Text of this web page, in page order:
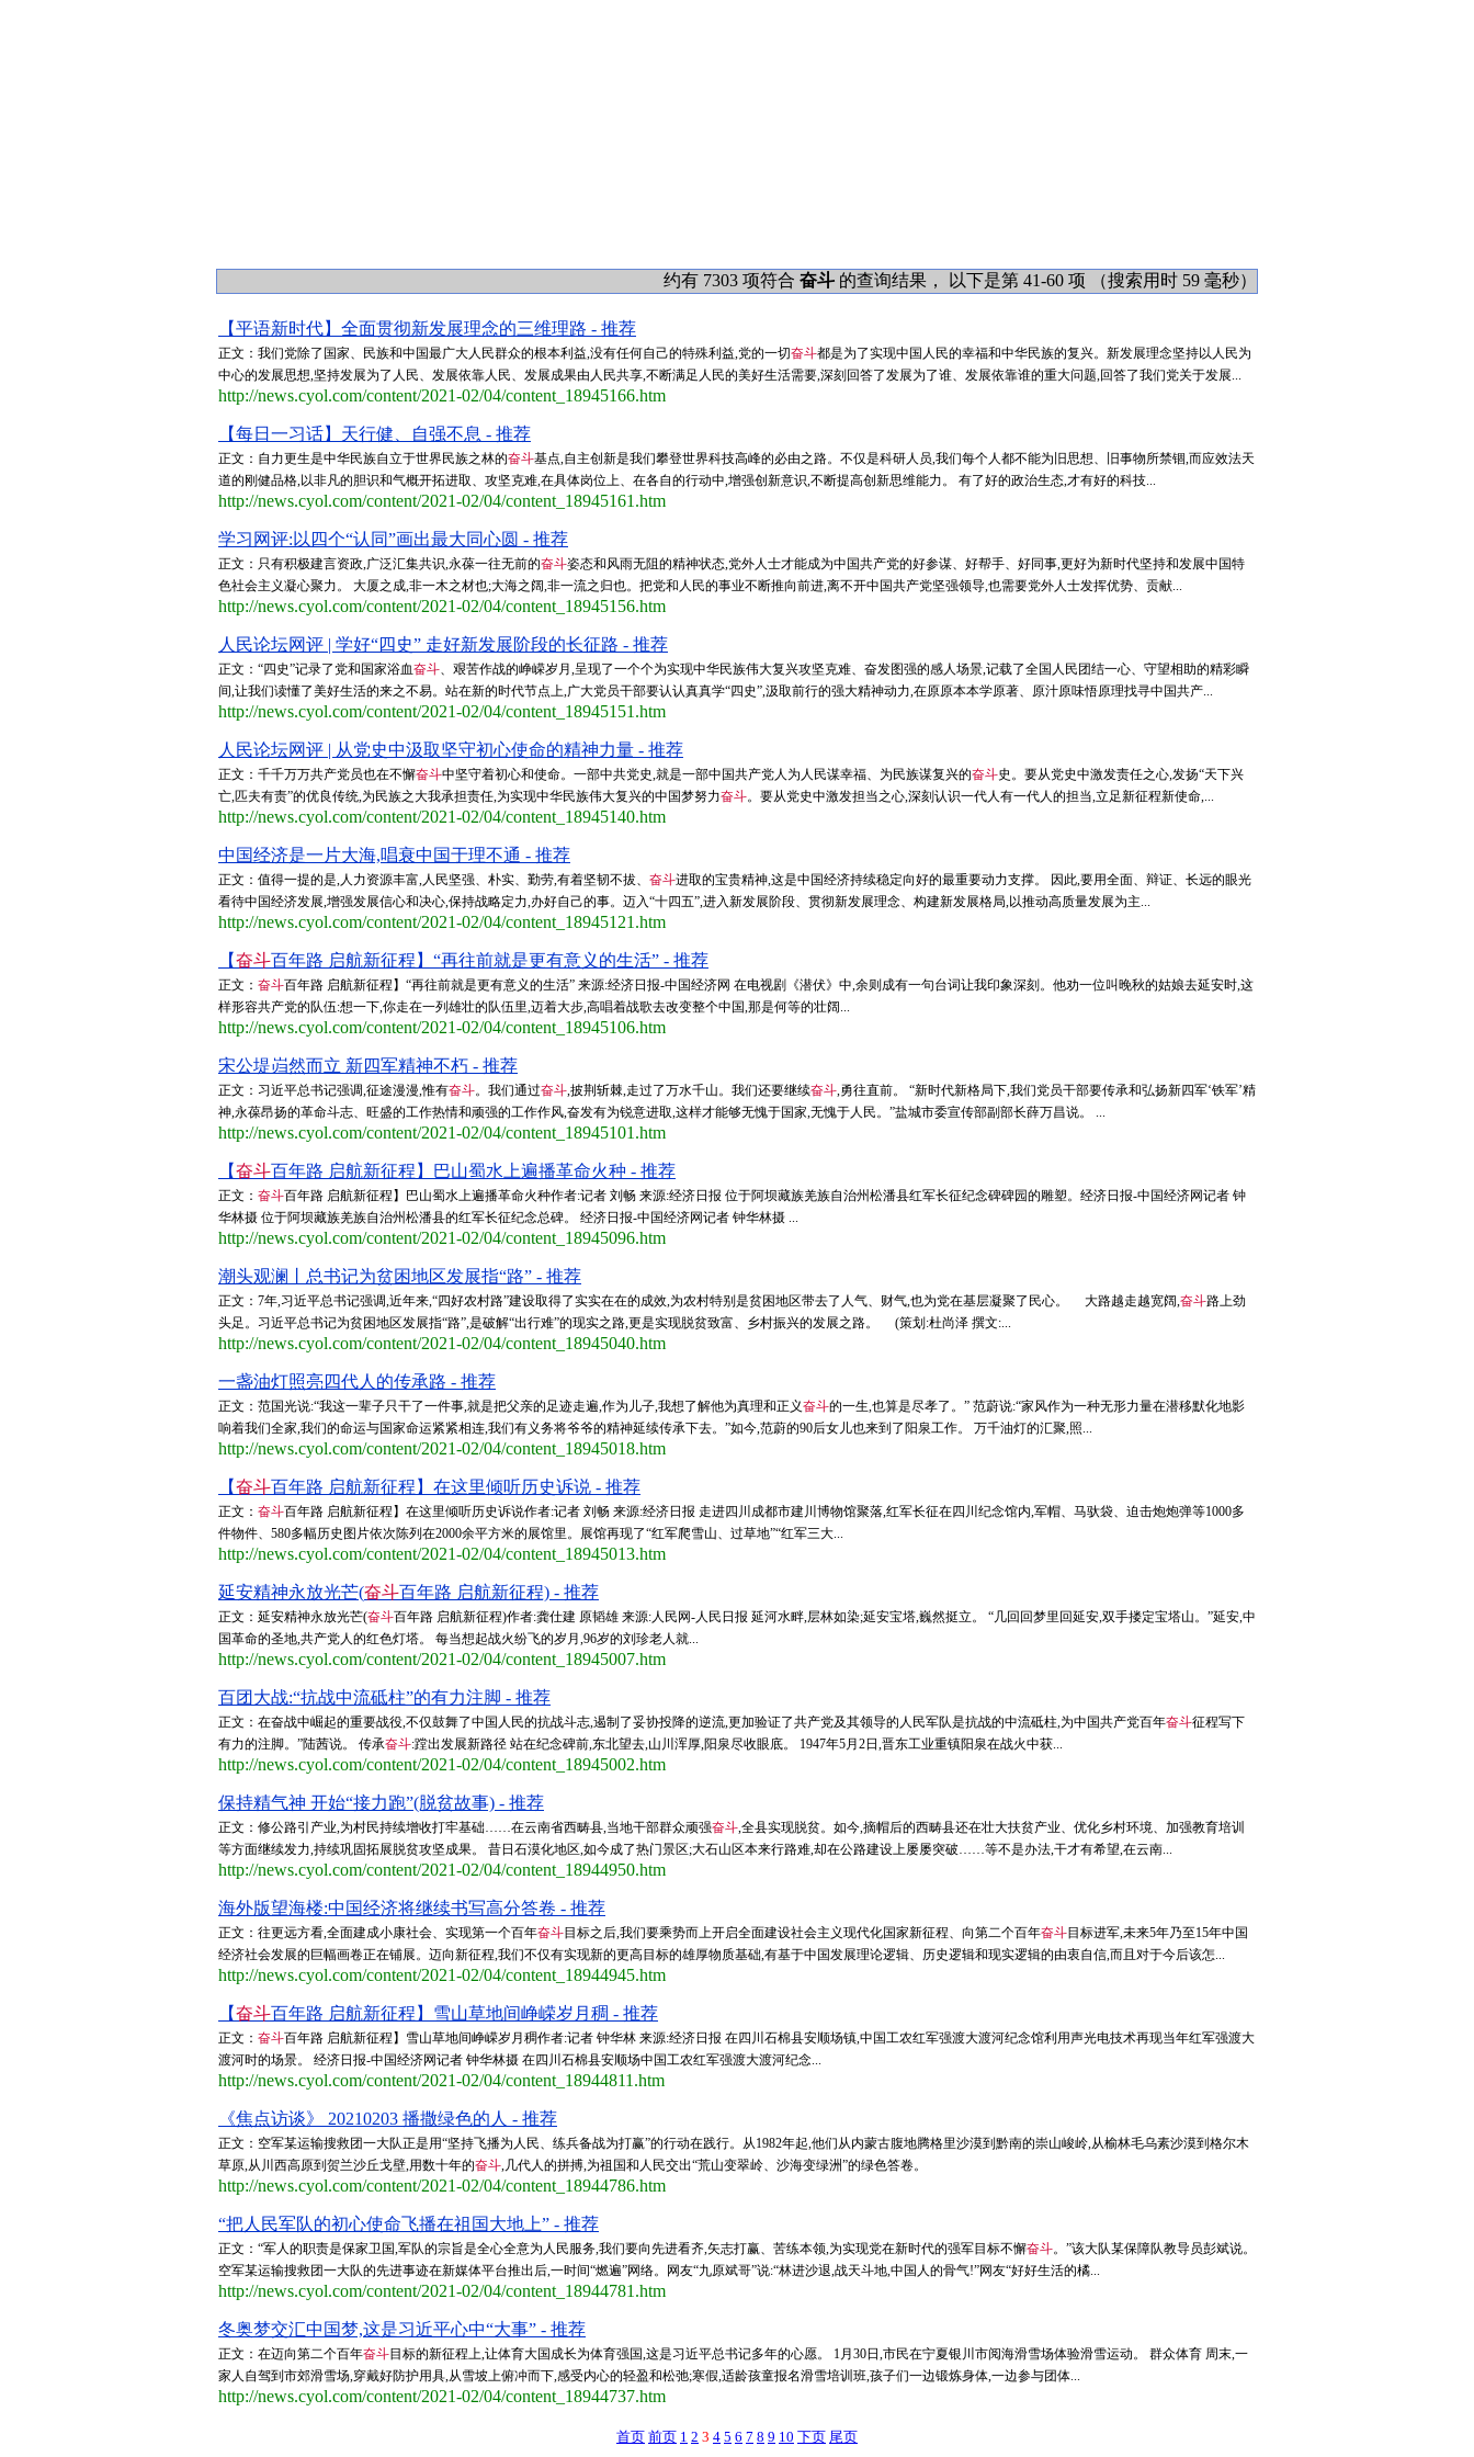
约有 7303 项符合 奋斗 的查询结果， 以下是第 41-60 项 （搜索用时 59 毫秒）
【平语新时代】全面贯彻新发展理念的三维理路 - 推荐
正文：我们党除了国家、民族和中国最广大人民群众的根本利益,没有任何自己的特殊利益,党的一切奋斗都是为了实现中国人民的幸福和中华民族的复兴。新发展理念坚持以人民为
中心的发展思想,坚持发展为了人民、发展依靠人民、发展成果由人民共享,不断满足人民的美好生活需要,深刻回答了发展为了谁、发展依靠谁的重大问题,回答了我们党关于发展...
http://news.cyol.com/content/2021-02/04/content_18945166.htm
【每日一习话】天行健、自强不息 - 推荐
正文：自力更生是中华民族自立于世界民族之林的奋斗基点,自主创新是我们攀登世界科技高峰的必由之路。不仅是科研人员,我们每个人都不能为旧思想、旧事物所禁锢,而应效法天
道的刚健品格,以非凡的胆识和气概开拓进取、攻坚克难,在具体岗位上、在各自的行动中,增强创新意识,不断提高创新思维能力。 有了好的政治生态,才有好的科技...
http://news.cyol.com/content/2021-02/04/content_18945161.htm
学习网评:以四个“认同”画出最大同心圆 - 推荐
正文：只有积极建言资政,广泛汇集共识,永葆一往无前的奋斗姿态和风雨无阻的精神状态,党外人士才能成为中国共产党的好参谋、好帮手、好同事,更好为新时代坚持和发展中国特
色社会主义凝心聚力。 大厦之成,非一木之材也;大海之阔,非一流之归也。把党和人民的事业不断推向前进,离不开中国共产党坚强领导,也需要党外人士发挥优势、贡献...
http://news.cyol.com/content/2021-02/04/content_18945156.htm
人民论坛网评 | 学好“四史” 走好新发展阶段的长征路 - 推荐
正文：“四史”记录了党和国家浴血奋斗、艰苦作战的峥嵘岁月,呈现了一个个为实现中华民族伟大复兴攻坚克难、奋发图强的感人场景,记载了全国人民团结一心、守望相助的精彩瞬
间,让我们读懂了美好生活的来之不易。站在新的时代节点上,广大党员干部要认认真真学“四史”,汲取前行的强大精神动力,在原原本本学原著、原汁原味悟原理找寻中国共产...
http://news.cyol.com/content/2021-02/04/content_18945151.htm
人民论坛网评 | 从党史中汲取坚守初心使命的精神力量 - 推荐
正文：千千万万共产党员也在不懈奋斗中坚守着初心和使命。一部中共党史,就是一部中国共产党人为人民谋幸福、为民族谋复兴的奋斗史。要从党史中激发责任之心,发扬“天下兴
亡,匹夫有责”的优良传统,为民族之大我承担责任,为实现中华民族伟大复兴的中国梦努力奋斗。要从党史中激发担当之心,深刻认识一代人有一代人的担当,立足新征程新使命,...
http://news.cyol.com/content/2021-02/04/content_18945140.htm
中国经济是一片大海,唱衰中国于理不通 - 推荐
正文：值得一提的是,人力资源丰富,人民坚强、朴实、勤劳,有着坚韧不拔、 奋斗进取的宝贵精神,这是中国经济持续稳定向好的最重要动力支撑。 因此,要用全面、辩证、长远的眼光
看待中国经济发展,增强发展信心和决心,保持战略定力,办好自己的事。迈入“十四五”,进入新发展阶段、贯彻新发展理念、构建新发展格局,以推动高质量发展为主...
http://news.cyol.com/content/2021-02/04/content_18945121.htm
【奋斗百年路 启航新征程】“再往前就是更有意义的生活” - 推荐
正文： 奋斗百年路 启航新征程】“再往前就是更有意义的生活” 来源:经济日报-中国经济网 在电视剧《潜伏》中,余则成有一句台词让我印象深刻。他劝一位叫晚秋的姑娘去延安时,这
样形容共产党的队伍:想一下,你走在一列雄壮的队伍里,迈着大步,高唱着战歌去改变整个中国,那是何等的壮阔...
http://news.cyol.com/content/2021-02/04/content_18945106.htm
宋公堤岿然而立 新四军精神不朽 - 推荐
正文：习近平总书记强调,征途漫漫,惟有奋斗。我们通过奋斗,披荆斩棘,走过了万水千山。我们还要继续奋斗,勇往直前。 “新时代新格局下,我们党员干部要传承和弘扬新四军‘铁军’精
神,永葆昂扬的革命斗志、旺盛的工作热情和顽强的工作作风,奋发有为锐意进取,这样才能够无愧于国家,无愧于人民。”盐城市委宣传部副部长薛万昌说。 ...
http://news.cyol.com/content/2021-02/04/content_18945101.htm
【奋斗百年路 启航新征程】巴山蜀水上遍播革命火种 - 推荐
正文： 奋斗百年路 启航新征程】巴山蜀水上遍播革命火种作者:记者 刘畅 来源:经济日报 位于阿坝藏族羌族自治州松潘县红军长征纪念碑碑园的雕塑。经济日报-中国经济网记者 钟
华林摄 位于阿坝藏族羌族自治州松潘县的红军长征纪念总碑。 经济日报-中国经济网记者 钟华林摄 ...
http://news.cyol.com/content/2021-02/04/content_18945096.htm
潮头观澜丨总书记为贫困地区发展指“路” - 推荐
正文：7年,习近平总书记强调,近年来,“四好农村路”建设取得了实实在在的成效,为农村特别是贫困地区带去了人气、财气,也为党在基层凝聚了民心。 大路越走越宽阔,奋斗路上劲
头足。习近平总书记为贫困地区发展指“路”,是破解“出行难”的现实之路,更是实现脱贫致富、乡村振兴的发展之路。 (策划:杜尚泽 撰文:...
http://news.cyol.com/content/2021-02/04/content_18945040.htm
一盏油灯照亮四代人的传承路 - 推荐
正文：范国光说:“我这一辈子只干了一件事,就是把父亲的足迹走遍,作为儿子,我想了解他为真理和正义奋斗的一生,也算是尽孝了。” 范蔚说:“家风作为一种无形力量在潜移默化地影
响着我们全家,我们的命运与国家命运紧紧相连,我们有义务将爷爷的精神延续传承下去。”如今,范蔚的90后女儿也来到了阳泉工作。 万千油灯的汇聚,照...
http://news.cyol.com/content/2021-02/04/content_18945018.htm
【奋斗百年路 启航新征程】在这里倾听历史诉说 - 推荐
正文： 奋斗百年路 启航新征程】在这里倾听历史诉说作者:记者 刘畅 来源:经济日报 走进四川成都市建川博物馆聚落,红军长征在四川纪念馆内,军帽、马驮袋、迫击炮炮弹等1000多
件物件、580多幅历史图片依次陈列在2000余平方米的展馆里。展馆再现了“红军爬雪山、过草地”“红军三大...
http://news.cyol.com/content/2021-02/04/content_18945013.htm
延安精神永放光芒(奋斗百年路 启航新征程) - 推荐
正文：延安精神永放光芒(奋斗百年路 启航新征程)作者:龚仕建 原韬雄 来源:人民网-人民日报 延河水畔,层林如染;延安宝塔,巍然挺立。 “几回回梦里回延安,双手搂定宝塔山。”延安,中
国革命的圣地,共产党人的红色灯塔。 每当想起战火纷飞的岁月,96岁的刘珍老人就...
http://news.cyol.com/content/2021-02/04/content_18945007.htm
百团大战:“抗战中流砥柱”的有力注脚 - 推荐
正文：在奋战中崛起的重要战役,不仅鼓舞了中国人民的抗战斗志,遏制了妥协投降的逆流,更加验证了共产党及其领导的人民军队是抗战的中流砥柱,为中国共产党百年奋斗征程写下
有力的注脚。”陆茜说。 传承奋斗:蹚出发展新路径 站在纪念碑前,东北望去,山川浑厚,阳泉尽收眼底。 1947年5月2日,晋东工业重镇阳泉在战火中获...
http://news.cyol.com/content/2021-02/04/content_18945002.htm
保持精气神 开始“接力跑”(脱贫故事) - 推荐
正文：修公路引产业,为村民持续增收打牢基础……在云南省西畴县,当地干部群众顽强奋斗,全县实现脱贫。如今,摘帽后的西畴县还在壮大扶贫产业、优化乡村环境、加强教育培训
等方面继续发力,持续巩固拓展脱贫攻坚成果。 昔日石漠化地区,如今成了热门景区;大石山区本来行路难,却在公路建设上屡屡突破……等不是办法,干才有希望,在云南...
http://news.cyol.com/content/2021-02/04/content_18944950.htm
海外版望海楼:中国经济将继续书写高分答卷 - 推荐
正文：往更远方看,全面建成小康社会、实现第一个百年奋斗目标之后,我们要乘势而上开启全面建设社会主义现代化国家新征程、向第二个百年奋斗目标进军,未来5年乃至15年中国
经济社会发展的巨幅画卷正在铺展。迈向新征程,我们不仅有实现新的更高目标的雄厚物质基础,有基于中国发展理论逻辑、历史逻辑和现实逻辑的由衷自信,而且对于今后该怎...
http://news.cyol.com/content/2021-02/04/content_18944945.htm
【奋斗百年路 启航新征程】雪山草地间峥嵘岁月稠 - 推荐
正文： 奋斗百年路 启航新征程】雪山草地间峥嵘岁月稠作者:记者 钟华林 来源:经济日报 在四川石棉县安顺场镇,中国工农红军强渡大渡河纪念馆利用声光电技术再现当年红军强渡大
渡河时的场景。 经济日报-中国经济网记者 钟华林摄 在四川石棉县安顺场中国工农红军强渡大渡河纪念...
http://news.cyol.com/content/2021-02/04/content_18944811.htm
《焦点访谈》 20210203 播撒绿色的人 - 推荐
正文：空军某运输搜救团一大队正是用“坚持飞播为人民、练兵备战为打赢”的行动在践行。从1982年起,他们从内蒙古腹地腾格里沙漠到黔南的崇山峻岭,从榆林毛乌素沙漠到格尔木
草原,从川西高原到贺兰沙丘戈壁,用数十年的奋斗,几代人的拼搏,为祖国和人民交出“荒山变翠岭、沙海变绿洲”的绿色答卷。
http://news.cyol.com/content/2021-02/04/content_18944786.htm
“把人民军队的初心使命飞播在祖国大地上” - 推荐
正文：“军人的职责是保家卫国,军队的宗旨是全心全意为人民服务,我们要向先进看齐,矢志打赢、苦练本领,为实现党在新时代的强军目标不懈奋斗。”该大队某保障队教导员彭斌说。
空军某运输搜救团一大队的先进事迹在新媒体平台推出后,一时间“燃遍”网络。网友“九原斌哥”说:“林进沙退,战天斗地,中国人的骨气!”网友“好好生活的橘...
http://news.cyol.com/content/2021-02/04/content_18944781.htm
冬奥梦交汇中国梦,这是习近平心中“大事” - 推荐
正文：在迈向第二个百年奋斗目标的新征程上,让体育大国成长为体育强国,这是习近平总书记多年的心愿。 1月30日,市民在宁夏银川市阅海滑雪场体验滑雪运动。 群众体育 周末,一
家人自驾到市郊滑雪场,穿戴好防护用具,从雪坡上俯冲而下,感受内心的轻盈和松弛;寒假,适龄孩童报名滑雪培训班,孩子们一边锻炼身体,一边参与团体...
http://news.cyol.com/content/2021-02/04/content_18944737.htm
首页 前页 1 2 3 4 5 6 7 8 9 10 下页 尾页